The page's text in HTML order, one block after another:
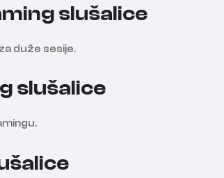
slušalice
duže sesije.
slušalice